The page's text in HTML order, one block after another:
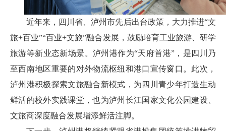
近年来，四川省、泸州市先后出台政策，大力推进“文
旅+百业”“百业+文旅”融合发展，鼓励培育工业旅游、研学
旅游等新业态新场景。泸州港作为“天府首港”，是四川乃
至西南地区重要的对外物流枢纽和港口宣传窗口。此次，
泸州港积极探索文旅融合新模式，为四川青少年打造生动
鲜活的校外实践课堂，也为泸州长江国家文化公园建设、
文旅商深度融合发展增添鲜活注脚。